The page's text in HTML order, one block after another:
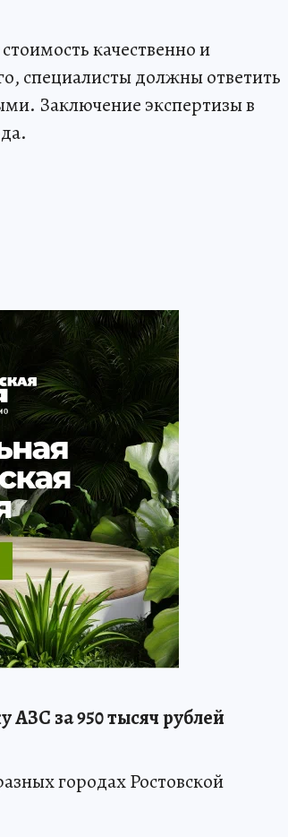
качественно и
специалисты должны ответить
Заключение экспертизы в
АЗС за 950 тысяч рублей
городах Ростовской